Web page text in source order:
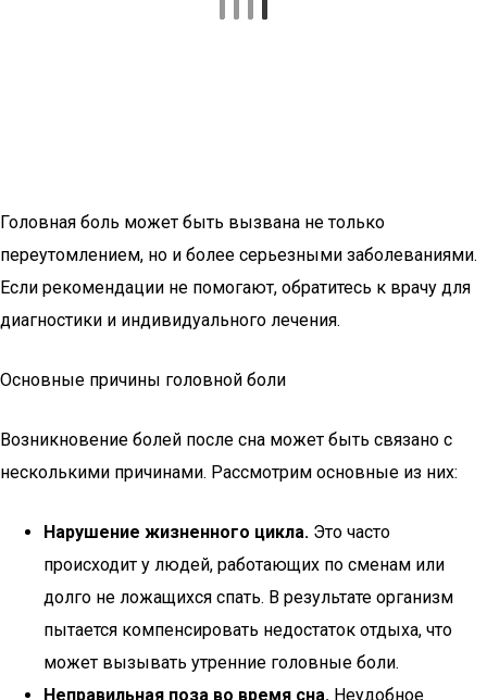
Головная боль может быть вызвана не только
переутомлением, но и более серьезными заболеваниями.
Если рекомендации не помогают, обратитесь к врачу для
диагностики и индивидуального лечения.
Основные причины головной боли
Возникновение болей после сна может быть связано с
несколькими причинами. Рассмотрим основные из них:
Нарушение жизненного цикла. Это часто
происходит у людей, работающих по сменам или
долго не ложащихся спать. В результате организм
пытается компенсировать недостаток отдыха, что
может вызывать утренние головные боли.
Неправильная поза во время сна. Неудобное